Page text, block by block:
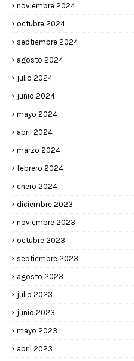
noviembre 2024
octubre 2024
septiembre 2024
agosto 2024
julio 2024
junio 2024
mayo 2024
abril 2024
marzo 2024
febrero 2024
enero 2024
diciembre 2023
noviembre 2023
octubre 2023
septiembre 2023
agosto 2023
julio 2023
junio 2023
mayo 2023
abril 2023